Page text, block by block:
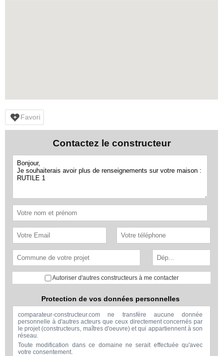
Favori
Contactez le constructeur
Autoriser d'autres constructeurs à me contacter
Protection de vos données personnelles
comparateur-constructeur.com ne transfère aucune donnée
personnelle à d'autres acteurs que ceux directement concernés par
le projet (constructeurs, maîtres d'oeuvre) et qui appartiennent à son
réseau.
Toute modification dans ce domaine ne serait effectuée qu'avec
votre consentement.